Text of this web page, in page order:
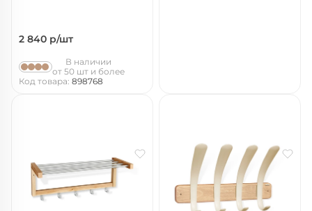
2 840 р/шт
В наличии
от 50 шт и более
Код товара: 898768